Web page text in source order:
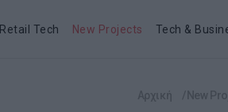
Retail Tech New Projects Tech &